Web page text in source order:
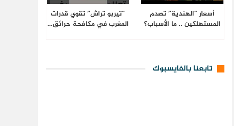
أسعار “الهندية” تصدم
المستهلكين .. ما الأسباب؟
“تيربو تراش” تقوي قدرات
المغرب في مكافحة حرائق…
تابعنا بالفايسبوك